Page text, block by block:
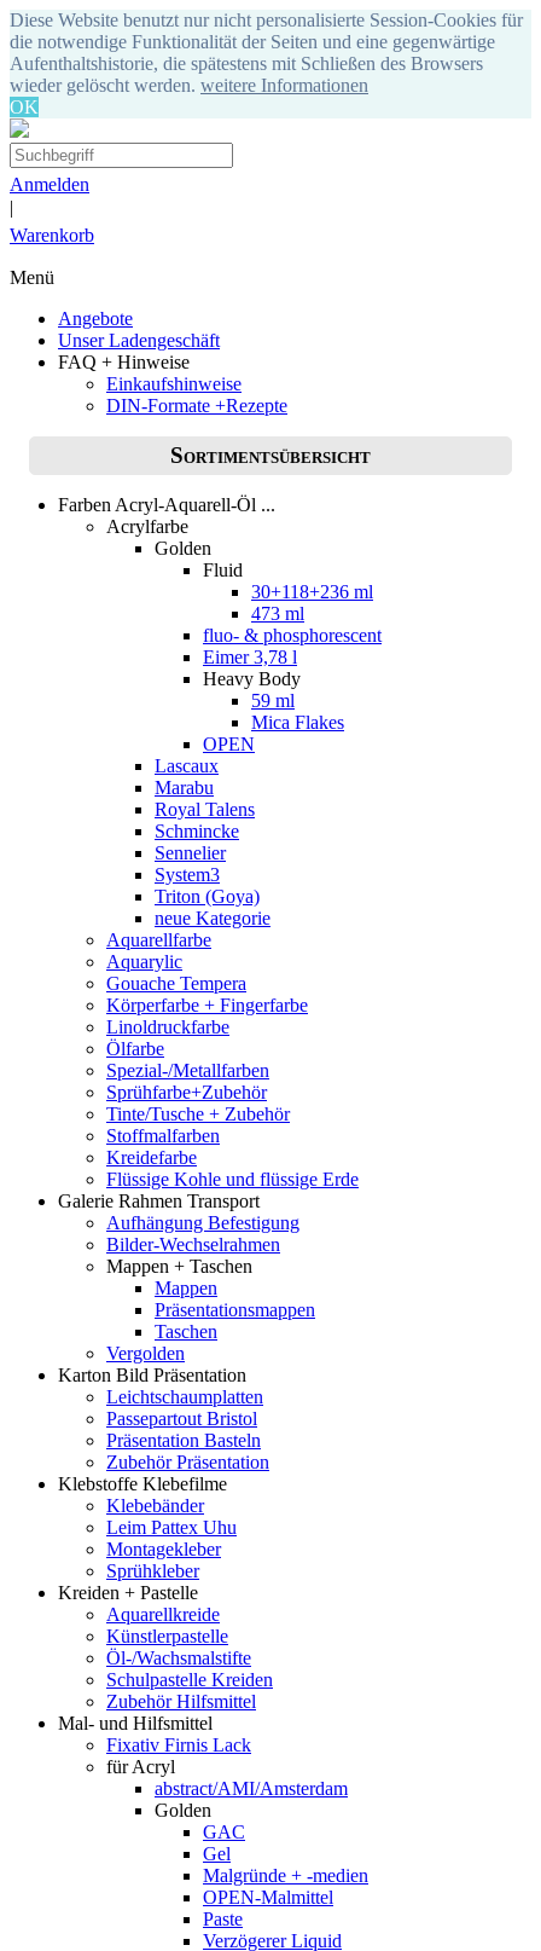
Diese Website benutzt nur nicht personalisierte Session-Cookies für
die notwendige Funktionalität der Seiten und eine gegenwärtige
Aufenthaltshistorie, die spätestens mit Schließen des Browsers
wieder gelöscht werden. weitere Informationen
OK
Anmelden
|
Warenkorb
Menü
Angebote
Unser Ladengeschäft
FAQ + Hinweise
Einkaufshinweise
DIN-Formate +Rezepte
Sortimentsübersicht
Farben Acryl-Aquarell-Öl ...
Acrylfarbe
Golden
Fluid
30+118+236 ml
473 ml
fluo- & phosphorescent
Eimer 3,78 l
Heavy Body
59 ml
Mica Flakes
OPEN
Lascaux
Marabu
Royal Talens
Schmincke
Sennelier
System3
Triton (Goya)
neue Kategorie
Aquarellfarbe
Aquarylic
Gouache Tempera
Körperfarbe + Fingerfarbe
Linoldruckfarbe
Ölfarbe
Spezial-/Metallfarben
Sprühfarbe+Zubehör
Tinte/Tusche + Zubehör
Stoffmalfarben
Kreidefarbe
Flüssige Kohle und flüssige Erde
Galerie Rahmen Transport
Aufhängung Befestigung
Bilder-Wechselrahmen
Mappen + Taschen
Mappen
Präsentationsmappen
Taschen
Vergolden
Karton Bild Präsentation
Leichtschaumplatten
Passepartout Bristol
Präsentation Basteln
Zubehör Präsentation
Klebstoffe Klebefilme
Klebebänder
Leim Pattex Uhu
Montagekleber
Sprühkleber
Kreiden + Pastelle
Aquarellkreide
Künstlerpastelle
Öl-/Wachsmalstifte
Schulpastelle Kreiden
Zubehör Hilfsmittel
Mal- und Hilfsmittel
Fixativ Firnis Lack
für Acryl
abstract/AMI/Amsterdam
Golden
GAC
Gel
Malgründe + -medien
OPEN-Malmittel
Paste
Verzögerer Liquid